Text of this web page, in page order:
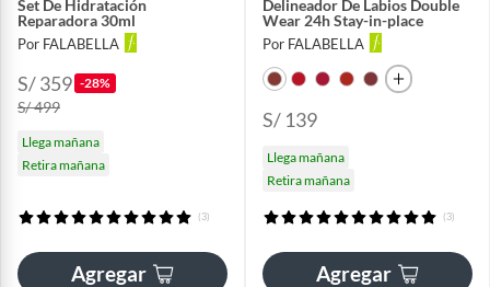
Set De Hidratación
Reparadora 30ml
Por FALABELLA
S/ 359 -28%
S/ 499
Llega mañana
Retira mañana
(3)
Agregar
Delineador De Labios Double
Wear 24h Stay-in-place
Por FALABELLA
S/ 139
Llega mañana
Retira mañana
(3)
Agregar